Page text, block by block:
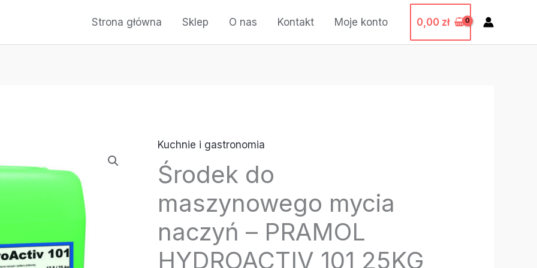
Strona główna Sklep O nas Kontakt Moje konto 0,00 zł
Kuchnie i gastronomia
Środek do
maszynowego mycia
naczyń – PRAMOL
HYDROACTIV 101 25KG